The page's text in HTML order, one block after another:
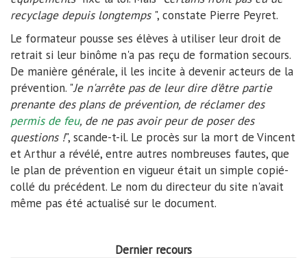
recyclage depuis longtemps ", constate Pierre Peyret.
Le formateur pousse ses élèves à utiliser leur droit de
retrait si leur binôme n'a pas reçu de formation secours.
De manière générale, il les incite à devenir acteurs de la
prévention. "Je n'arrête pas de leur dire d'être partie
prenante des plans de prévention, de réclamer des
permis de feu, de ne pas avoir peur de poser des
questions !", scande-t-il. Le procès sur la mort de Vincent
et Arthur a révélé, entre autres nombreuses fautes, que
le plan de prévention en vigueur était un simple copié-
collé du précédent. Le nom du directeur du site n'avait
même pas été actualisé sur le document.
Dernier recours